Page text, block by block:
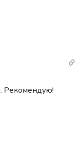
Рекомендую!